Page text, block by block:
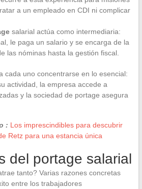
a un empleado en CDI ni complicar
salarial actúa como intermediaria:
le paga un salario y se encarga de la
las nóminas hasta la gestión fiscal.
cada uno concentrarse en lo esencial:
actividad, la empresa accede a
y la sociedad de portage asegura
: Los imprescindibles para descubrir
Retz para una estancia única
del portage salarial
tanto? Varias razones concretas
entre los trabajadores